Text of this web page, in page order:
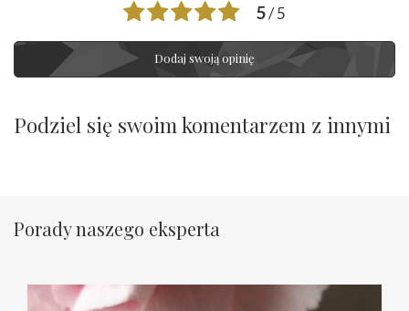
5/ 5
Dodaj swoją opinię
Podziel się swoim komentarzem z innymi
Porady naszego eksperta